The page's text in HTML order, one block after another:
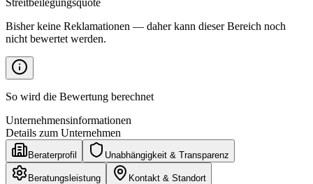
Streitbeilegungsquote
Bisher keine Reklamationen — daher kann dieser Bereich noch
nicht bewertet werden.
So wird die Bewertung berechnet
Unternehmensinformationen
Details zum Unternehmen
Beraterprofil Unabhängigkeit & Transparenz
Beratungsleistung Kontakt & Standort